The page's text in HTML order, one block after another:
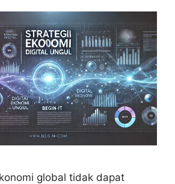
global tidak dapat